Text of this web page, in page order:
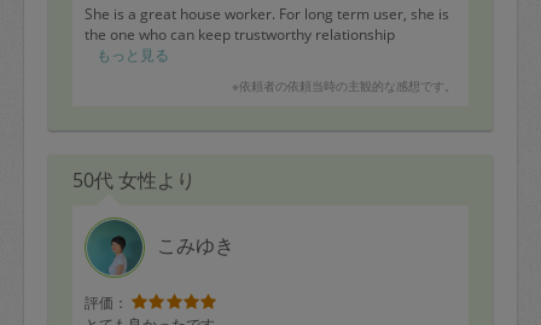
She is a great house worker. For long term user, she is
the one who can keep trustworthy relationship
もっと見る
※依頼者の依頼当時の主観的な感想です。
50代 女性より
こみゆき
評価：